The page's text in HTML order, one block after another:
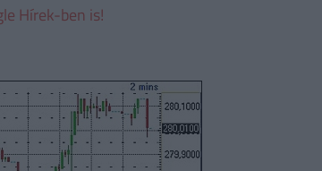
Hírek-ben is!